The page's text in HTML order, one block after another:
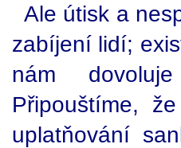
Ale útisk a
zabíjení lidí;
nám
Připouštíme,
uplatňování